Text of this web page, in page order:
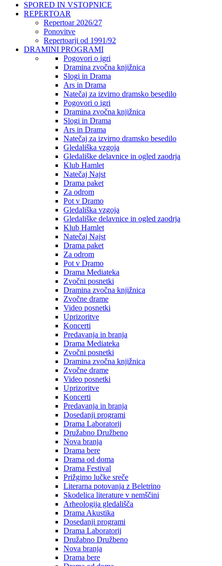
SPORED IN VSTOPNICE
REPERTOAR
Repertoar 2026/27
Ponovitve
Repertoarji od 1991/92
DRAMINI PROGRAMI
Pogovori o igri
Dramina zvočna knjižnica
Slogi in Drama
Ars in Drama
Natečaj za izvirno dramsko besedilo
Pogovori o igri
Dramina zvočna knjižnica
Slogi in Drama
Ars in Drama
Natečaj za izvirno dramsko besedilo
Gledališka vzgoja
Gledališke delavnice in ogled zaodrja
Klub Hamlet
Natečaj Najst
Drama paket
Za odrom
Pot v Dramo
Gledališka vzgoja
Gledališke delavnice in ogled zaodrja
Klub Hamlet
Natečaj Najst
Drama paket
Za odrom
Pot v Dramo
Drama Mediateka
Zvočni posnetki
Dramina zvočna knjižnica
Zvočne drame
Video posnetki
Uprizoritve
Koncerti
Predavanja in branja
Drama Mediateka
Zvočni posnetki
Dramina zvočna knjižnica
Zvočne drame
Video posnetki
Uprizoritve
Koncerti
Predavanja in branja
Dosedanji programi
Drama Laboratorij
Družabno Družbeno
Nova branja
Drama bere
Drama od doma
Drama Festival
Prižgimo lučke sreče
Literarna potovanja z Beletrino
Skodelica literature v nemščini
Arheologija gledališča
Drama Akustika
Dosedanji programi
Drama Laboratorij
Družabno Družbeno
Nova branja
Drama bere